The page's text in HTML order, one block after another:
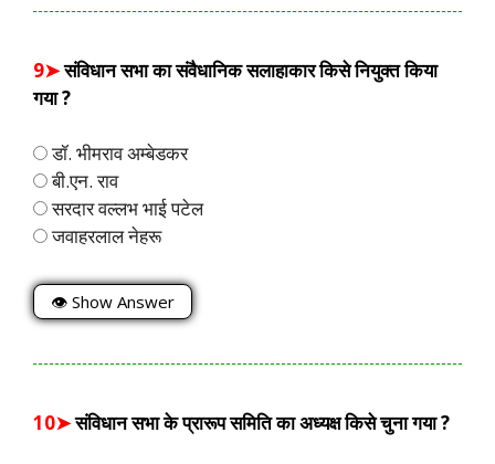
9➤संविधान सभा का संवैधानिक सलाहाकार किसे नियुक्त किया
गया ?
डॉ. भीमराव अम्बेडकर
बी.एन. राव
सरदार वल्लभ भाई पटेल
जवाहरलाल नेहरू
👁 Show Answer
10➤संविधान सभा के प्रारूप समिति का अध्यक्ष किसे चुना गया ?